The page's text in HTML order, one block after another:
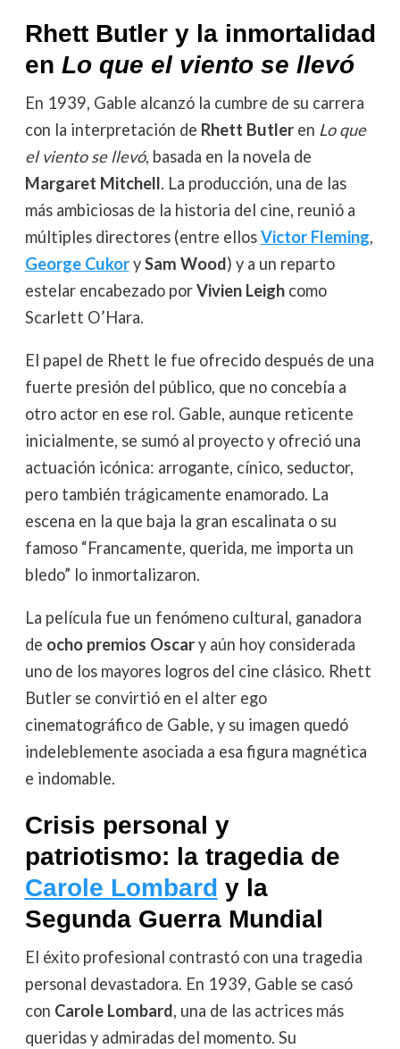
Rhett Butler y la inmortalidad
en Lo que el viento se llevó
En 1939, Gable alcanzó la cumbre de su carrera
con la interpretación de Rhett Butleren Lo que
el viento se llevó, basada en la novela de
Margaret Mitchell. La producción, una de las
más ambiciosas de la historia del cine, reunió a
múltiples directores (entre ellosVictor Fleming,
George CukorySam Wood) y a un reparto
estelar encabezado porVivien Leighcomo
Scarlett O’Hara.
El papel de Rhett le fue ofrecido después de una
fuerte presión del público, que no concebía a
otro actor en ese rol. Gable, aunque reticente
inicialmente, se sumó al proyecto y ofreció una
actuación icónica: arrogante, cínico, seductor,
pero también trágicamente enamorado. La
escena en la que baja la gran escalinata o su
famoso “Francamente, querida, me importa un
bledo” lo inmortalizaron.
La película fue un fenómeno cultural, ganadora
de ocho premios Oscary aún hoy considerada
uno de los mayores logros del cine clásico. Rhett
Butler se convirtió en el alter ego
cinematográfico de Gable, y su imagen quedó
indeleblemente asociada a esa figura magnética
e indomable.
Crisis personal y
patriotismo: la tragedia de
Carole Lombard y la
Segunda Guerra Mundial
El éxito profesional contrastó con una tragedia
personal devastadora. En 1939, Gable se casó
con Carole Lombard, una de las actrices más
queridas y admiradas del momento. Su